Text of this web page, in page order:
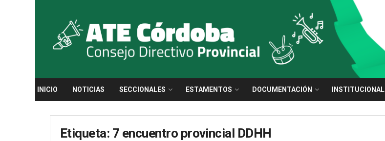
INICIO NOTICIAS SECCIONALES ESTAMENTOS DOCUMENTACIÓN INSTITUCIONAL
Etiqueta: 7 encuentro provincial DDHH